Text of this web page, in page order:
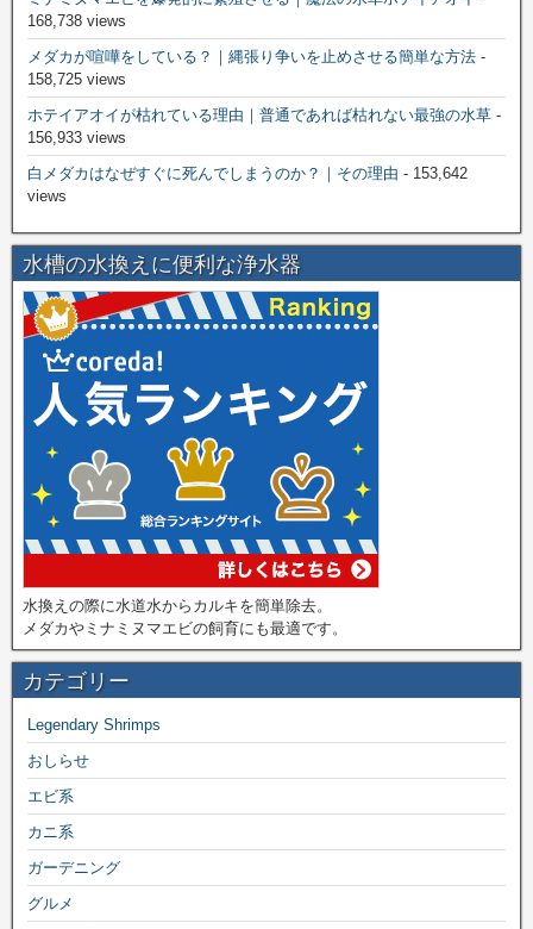
168,738 views
メダカが喧嘩をしている？｜縄張り争いを止めさせる簡単な方法 -
158,725 views
ホテイアオイが枯れている理由｜普通であれば枯れない最強の水草 -
156,933 views
白メダカはなぜすぐに死んでしまうのか？｜その理由 - 153,642
views
水槽の水換えに便利な浄水器
水換えの際に水道水からカルキを簡単除去。
メダカやミナミヌマエビの飼育にも最適です。
カテゴリー
Legendary Shrimps
おしらせ
エビ系
カニ系
ガーデニング
グルメ